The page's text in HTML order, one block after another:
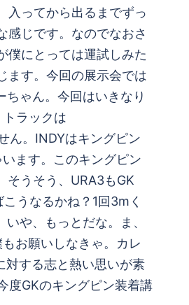
入ってから出るまでずっ
感じです。なのでなおさ
僕にとっては運試しみた
ます。今回の展示会では
ゃん。今回はいきなり
ラックは
ん。INDYはキングピン
ます。このキングピン
そうそう、URA3もGK
うなるかね？1回3mく
や、もっとだな。ま、
お願いしなきゃ。カレ
対する志と熱い思いが素
度GKのキングピン装着講